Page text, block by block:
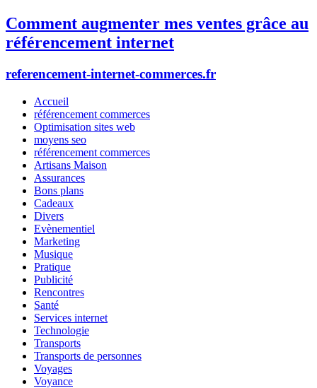
Comment augmenter mes ventes grâce au
référencement internet
referencement-internet-commerces.fr
Accueil
référencement commerces
Optimisation sites web
moyens seo
référencement commerces
Artisans Maison
Assurances
Bons plans
Cadeaux
Divers
Evènementiel
Marketing
Musique
Pratique
Publicité
Rencontres
Santé
Services internet
Technologie
Transports
Transports de personnes
Voyages
Voyance